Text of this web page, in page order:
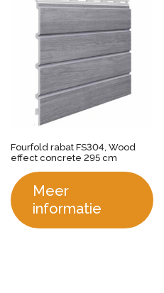
Fourfold rabat FS304, Wood
effect concrete 295 cm
Meer
informatie